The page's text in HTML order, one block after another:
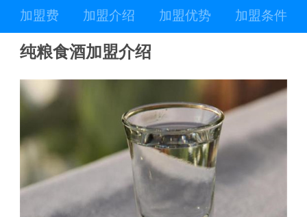
加盟费 加盟介绍 加盟优势 加盟条件
纯粮食酒加盟介绍